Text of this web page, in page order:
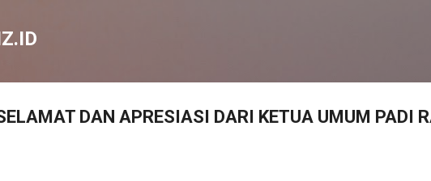
DAN APRESIASI DARI KETUA UMUM PADI